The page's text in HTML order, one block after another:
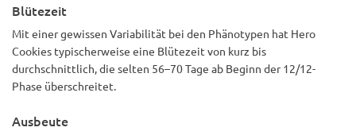
Blütezeit
Mit einer gewissen Variabilität bei den Phänotypen hat Hero
Cookies typischerweise eine Blütezeit von kurz bis
durchschnittlich, die selten 56–70 Tage ab Beginn der 12/12-
Phase überschreitet.
Ausbeute